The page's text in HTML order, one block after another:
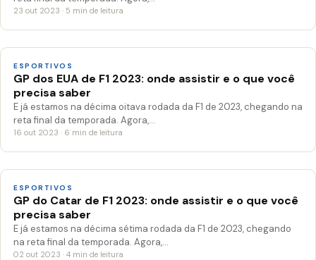
23 out 2023 · 5 min de leitura
ESPORTIVOS
GP dos EUA de F1 2023: onde assistir e o que você
precisa saber
E já estamos na décima oitava rodada da F1 de 2023, chegando na
reta final da temporada. Agora,…
16 out 2023 · 6 min de leitura
ESPORTIVOS
GP do Catar de F1 2023: onde assistir e o que você
precisa saber
E já estamos na décima sétima rodada da F1 de 2023, chegando
na reta final da temporada. Agora,…
02 out 2023 · 4 min de leitura